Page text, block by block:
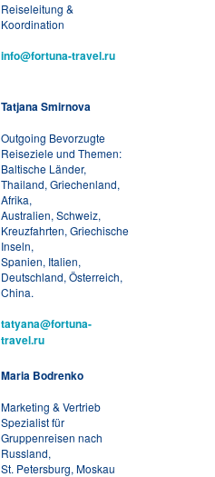
Reiseleitung &
Koordination
info@fortuna-travel.ru
Tatjana Smirnova
Outgoing Bevorzugte
Reiseziele und Themen:
Baltische Länder,
Thailand, Griechenland,
Afrika,
Australien, Schweiz,
Kreuzfahrten, Griechische
Inseln,
Spanien, Italien,
Deutschland, Österreich,
China.
tatyana@fortuna-
travel.ru
Maria Bodrenko
Marketing & Vertrieb
Spezialist für
Gruppenreisen nach
Russland,
St. Petersburg, Moskau